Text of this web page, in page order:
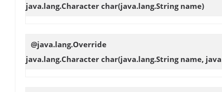
java.lang.Character char(java.lang.String name)
@java.lang.Override
java.lang.Character char(java.lang.String name,